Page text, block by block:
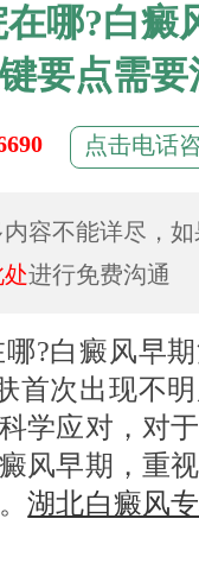
哪?白癜
要点需要
点击电话
容不能详尽，
进行免费沟通
白癜风早期
首次出现不
学应对，对
风早期，重
湖北白癜风